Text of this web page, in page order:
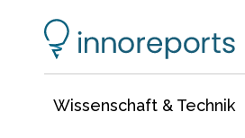
Wissenschaft & Technik